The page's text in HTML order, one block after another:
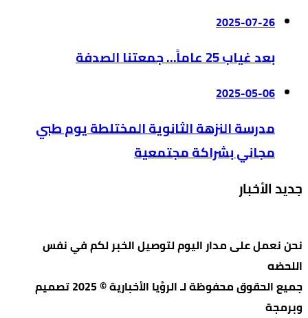
2025-07-26
بعد غياب 25 عاماً… جمعتنا الصدفة
2025-05-06
مدرسة النزهة الثانوية المختلطة يوم طبي
مجاني بشراكة مجتمعية
جديد الأخبار
نحن نعمل على مدار اليوم لتوصيل الخبر لكم في نفس
اللحضه
جميع الحقوق محفوظة لـ الرؤيا الأخبارية © 2025 تصميم
وبرمجة